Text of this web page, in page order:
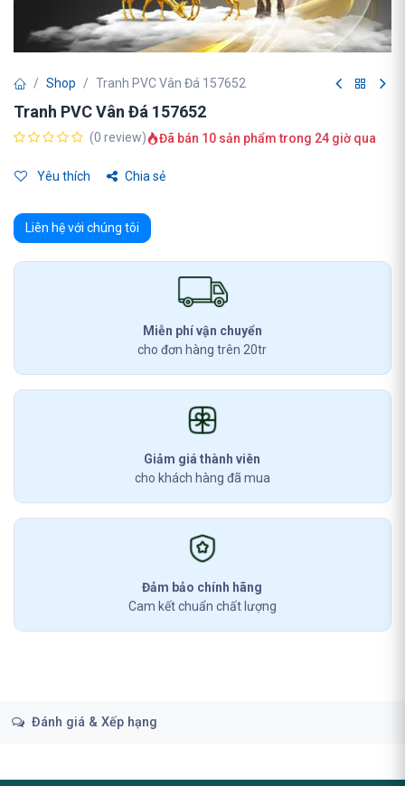
Shop Tranh PVC Vân Đá 157652
Tranh PVC Vân Đá 157652
(0 review) Đã bán 10 sản phẩm trong 24 giờ qua
Yêu thích Chia sẻ
Liên hệ với chúng tôi
Miễn phí vận chuyển
cho đơn hàng trên 20tr
Giảm giá thành viên
cho khách hàng đã mua
Đảm bảo chính hãng
Cam kết chuẩn chất lượng
Đánh giá & Xếp hạng